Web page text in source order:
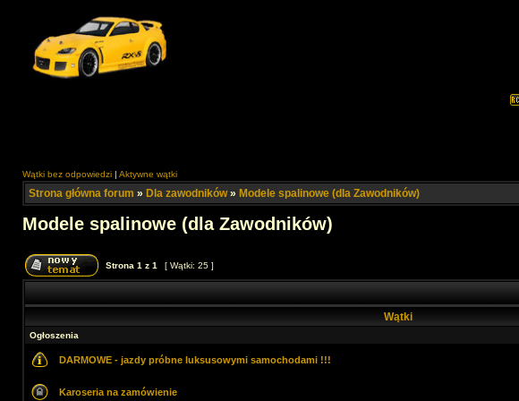
Wątki bez odpowiedzi | Aktywne wątki
Strona główna forum » Dla zawodników» Modele spalinowe (dla Zawodników)
Modele spalinowe (dla Zawodników)
Strona 1 z 1 [ Wątki: 25 ]
Wątki
Ogłoszenia
DARMOWE - jazdy próbne luksusowymi samochodami !!!
Karoseria na zamówienie